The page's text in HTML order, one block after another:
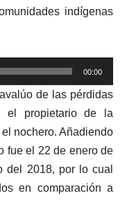
indígenas
00:00
de las pérdidas
el propietario de la
nochero. Añadiendo
fue el 22 de enero de
del 2018, por lo cual
en comparación a